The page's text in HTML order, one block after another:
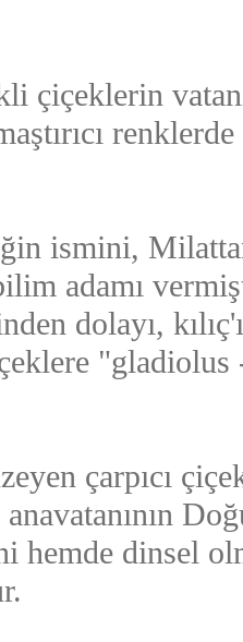
çiçeklerin
ismini,
adamı
dolayı,
"gladiolus
çarpıcı
hemde dinsel